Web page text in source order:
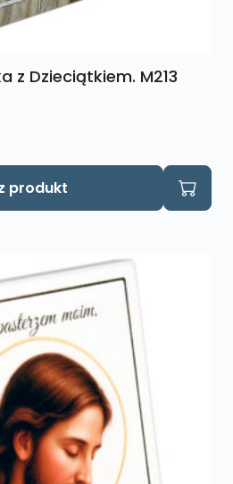
z Dzieciątkiem. M213
produkt